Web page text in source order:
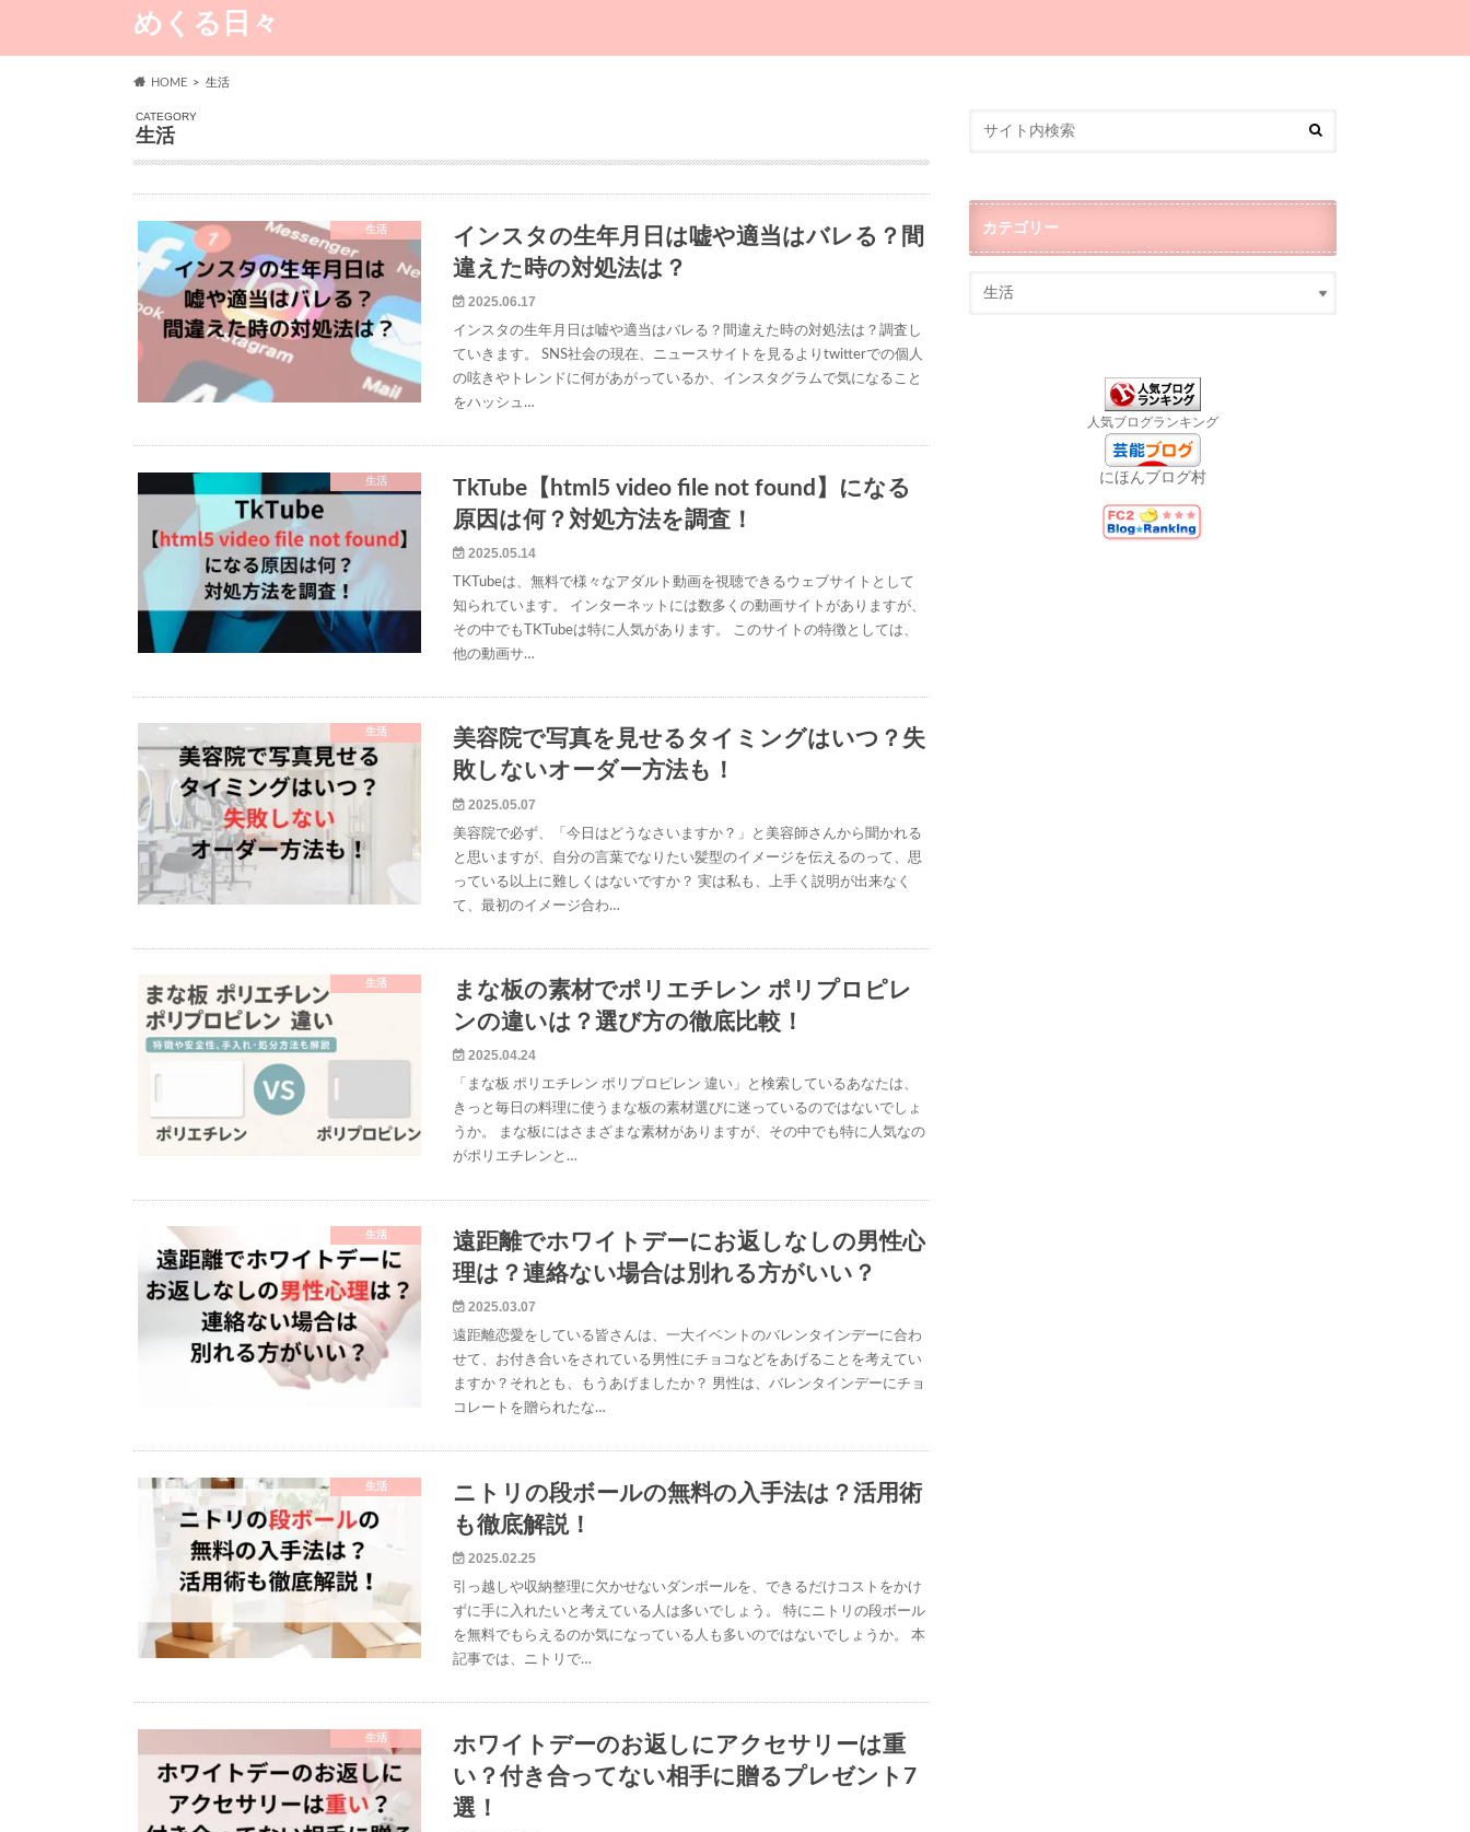
めくる日々
HOME 生活
CATEGORY
生活
生活
インスタの生年月日は嘘や適当はバレる？間
違えた時の対処法は？
2025.06.17
インスタの生年月日は嘘や適当はバレる？間違えた時の対処法は？調査し
ていきます。 SNS社会の現在、ニュースサイトを見るよりtwitterでの個人
の呟きやトレンドに何があがっているか、インスタグラムで気になること
をハッシュ…
生活
TkTube【html5 video file not found】になる
原因は何？対処方法を調査！
2025.05.14
TKTubeは、無料で様々なアダルト動画を視聴できるウェブサイトとして
知られています。 インターネットには数多くの動画サイトがありますが、
その中でもTKTubeは特に人気があります。 このサイトの特徴としては、
他の動画サ…
生活
美容院で写真を見せるタイミングはいつ？失
敗しないオーダー方法も！
2025.05.07
美容院で必ず、「今日はどうなさいますか？」と美容師さんから聞かれる
と思いますが、自分の言葉でなりたい髪型のイメージを伝えるのって、思
っている以上に難しくはないですか？ 実は私も、上手く説明が出来なく
て、最初のイメージ合わ…
生活
まな板の素材でポリエチレン ポリプロピレ
ンの違いは？選び方の徹底比較！
2025.04.24
「まな板 ポリエチレン ポリプロピレン 違い」と検索しているあなたは、
きっと毎日の料理に使うまな板の素材選びに迷っているのではないでしょ
うか。 まな板にはさまざまな素材がありますが、その中でも特に人気なの
がポリエチレンと…
生活
遠距離でホワイトデーにお返しなしの男性心
理は？連絡ない場合は別れる方がいい？
2025.03.07
遠距離恋愛をしている皆さんは、一大イベントのバレンタインデーに合わ
せて、お付き合いをされている男性にチョコなどをあげることを考えてい
ますか？それとも、もうあげましたか？ 男性は、バレンタインデーにチョ
コレートを贈られたな…
生活
ニトリの段ボールの無料の入手法は？活用術
も徹底解説！
2025.02.25
引っ越しや収納整理に欠かせないダンボールを、できるだけコストをかけ
ずに手に入れたいと考えている人は多いでしょう。 特にニトリの段ボール
を無料でもらえるのか気になっている人も多いのではないでしょうか。 本
記事では、ニトリで…
生活
ホワイトデーのお返しにアクセサリーは重
い？付き合ってない相手に贈るプレゼント7
選！
カテゴリー
人気ブログランキング
にほんブログ村